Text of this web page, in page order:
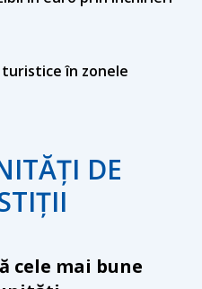
în zonele
DE
cele mai bune